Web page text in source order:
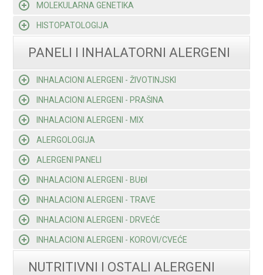
MOLEKULARNA GENETIKA
HISTOPATOLOGIJA
PANELI I INHALATORNI ALERGENI
INHALACIONI ALERGENI - ŽIVOTINJSKI
INHALACIONI ALERGENI - PRAŠINA
INHALACIONI ALERGENI - MIX
ALERGOLOGIJA
ALERGENI PANELI
INHALACIONI ALERGENI - BUĐI
INHALACIONI ALERGENI - TRAVE
INHALACIONI ALERGENI - DRVEĆE
INHALACIONI ALERGENI - KOROVI/CVEĆE
NUTRITIVNI I OSTALI ALERGENI